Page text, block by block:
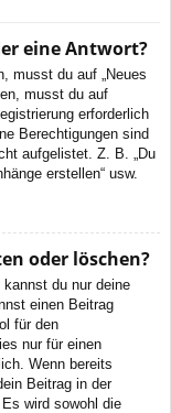
eine Antwort?
musst du auf „Neues
musst du auf
erforderlich
Berechtigungen sind
aufgelistet. Z. B. „Du
erstellen“ usw.
oder löschen?
du nur deine
einen Beitrag
für den
nur für einen
Wenn bereits
Beitrag in der
wird sowohl die